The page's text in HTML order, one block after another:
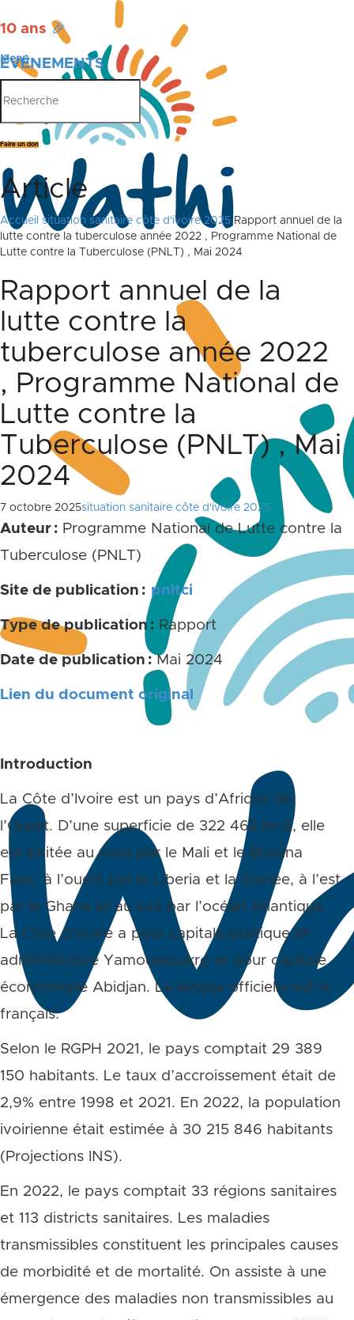
10 ans 🎉
ÉVÉNEMENTS
PUBLICATIONS
Menu
Faire un don
Article
Accueil situation sanitaire côte d'ivoire 2025 Rapport annuel de la
lutte contre la tuberculose année 2022 , Programme National de
Lutte contre la Tuberculose (PNLT) , Mai 2024
Rapport annuel de la
lutte contre la
tuberculose année 2022
, Programme National de
Lutte contre la
Tuberculose (PNLT) , Mai
2024
7 octobre 2025situation sanitaire côte d'ivoire 2025
Auteur : Programme National de Lutte contre la
Tuberculose (PNLT)
Site de publication : pnltci
Type de publication : Rapport
Date de publication :Mai 2024
Lien du document original
Introduction
La Côte d’Ivoire est un pays d’Afrique de
l’Ouest. D’une superficie de 322 462 km2, elle
est limitée au nord par le Mali et le Burkina
Faso, à l’ouest par le Liberia et la Guinée, à l’est
par le Ghana et au sud par l’océan Atlantique.
La Côte d’Ivoire a pour capitale politique et
administrative Yamoussoukro et pour capitale
économique Abidjan. La langue officielle est le
français.
Selon le RGPH 2021, le pays comptait 29 389
150 habitants. Le taux d’accroissement était de
2,9% entre 1998 et 2021. En 2022, la population
ivoirienne était estimée à 30 215 846 habitants
(Projections INS).
En 2022, le pays comptait 33 régions sanitaires
et 113 districts sanitaires. Les maladies
transmissibles constituent les principales causes
de morbidité et de mortalité. On assiste à une
émergence des maladies non transmissibles au